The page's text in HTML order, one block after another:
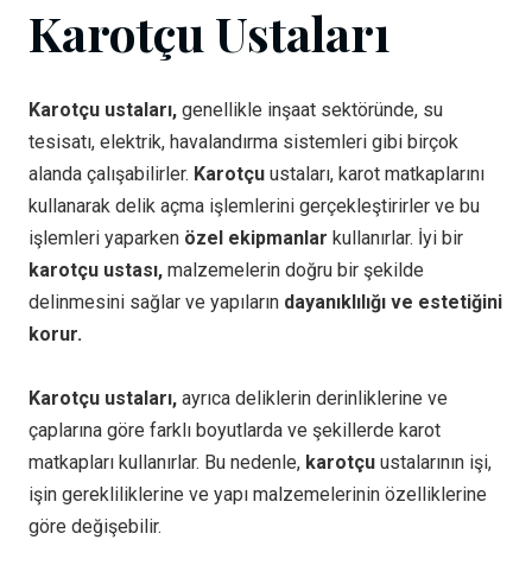
Karotçu Ustaları
Karotçu ustaları, genellikle inşaat sektöründe, su
tesisatı, elektrik, havalandırma sistemleri gibi birçok
alanda çalışabilirler. Karotçu ustaları, karot matkaplarını
kullanarak delik açma işlemlerini gerçekleştirirler ve bu
işlemleri yaparken özel ekipmanlar kullanırlar. İyi bir
karotçu ustası, malzemelerin doğru bir şekilde
delinmesini sağlar ve yapıların dayanıklılığı ve estetiğini
korur.
Karotçu ustaları, ayrıca deliklerin derinliklerine ve
çaplarına göre farklı boyutlarda ve şekillerde karot
matkapları kullanırlar. Bu nedenle, karotçu ustalarının işi,
işin gerekliliklerine ve yapı malzemelerinin özelliklerine
göre değişebilir.